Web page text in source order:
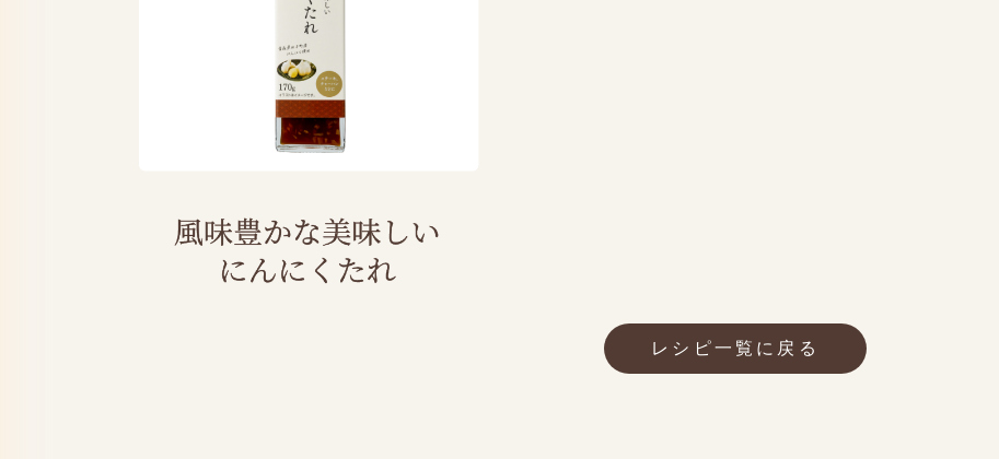
レシピ一覧に戻る